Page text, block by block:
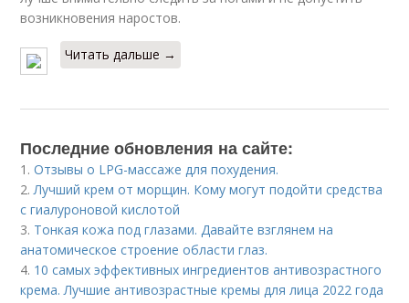
возникновения наростов.
Читать дальше →
Последние обновления на сайте:
1.Отзывы о LPG-массаже для похудения.
2.Лучший крем от морщин. Кому могут подойти средства
с гиалуроновой кислотой
3. Тонкая кожа под глазами. Давайте взглянем на
анатомическое строение области глаз.
4. 10 самых эффективных ингредиентов антивозрастного
крема. Лучшие антивозрастные кремы для лица 2022 года